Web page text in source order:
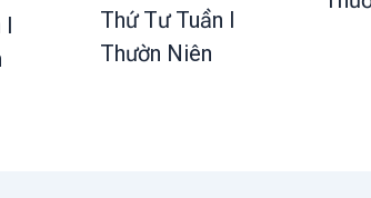
I
Thứ Tư Tuần I
Thườn Niên